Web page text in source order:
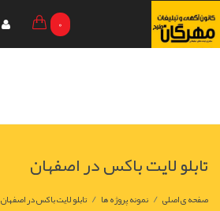
0
تابلو لایت باکس در اصفهان
صفحه ی اصلی / نمونه پروژه ها /تابلو لایت باکس در اصفهان